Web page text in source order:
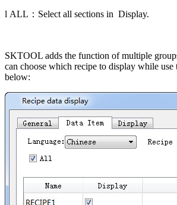
l ALL ： Select all sections in Display.
SKTOOL adds the function of multiple
can choose which recipe to display while use
below: